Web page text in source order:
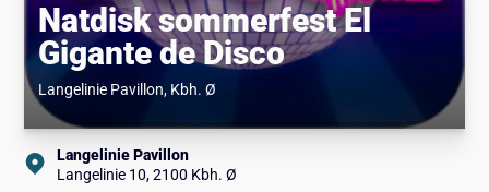
Natdisk sommerfest El
Gigante de Disco
Langelinie Pavillon, Kbh. Ø
Langelinie Pavillon
Langelinie 10, 2100 Kbh. Ø